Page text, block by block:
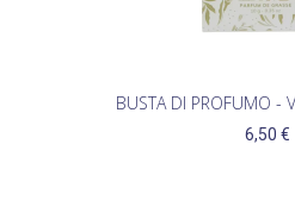
BUSTA DI PROFUMO -
6,50 €